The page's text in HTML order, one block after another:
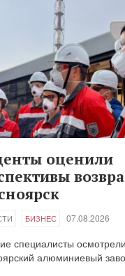
оценили
БИЗНЕС 07.08.2026
специалисты осмотрели
алюминиевый